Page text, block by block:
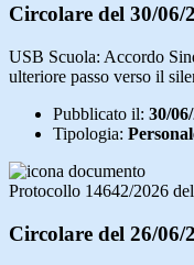
Circolare del 30/06/
USB Scuola: Accordo
ulteriore passo verso il
Pubblicato il: 30/
Tipologia:
Protocollo 14642/2026
Circolare del 26/06/